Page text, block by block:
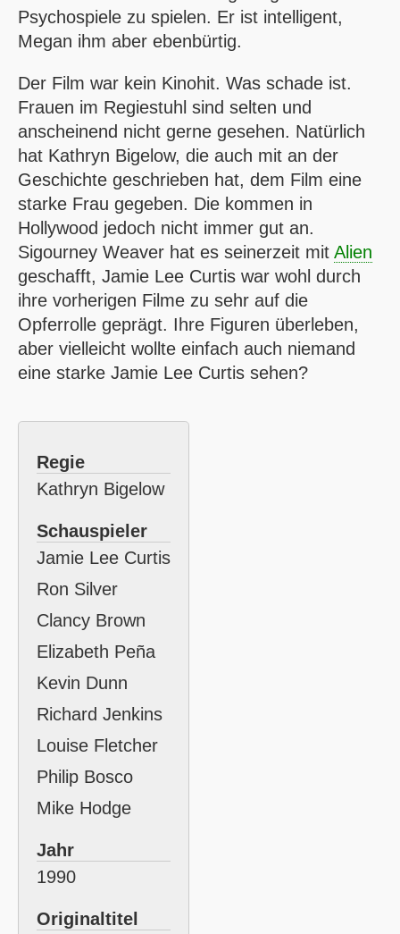
Psychospiele zu spielen. Er ist intelligent,
Megan ihm aber ebenbürtig.
Der Film war kein Kinohit. Was schade ist.
Frauen im Regiestuhl sind selten und
anscheinend nicht gerne gesehen. Natürlich
hat Kathryn Bigelow, die auch mit an der
Geschichte geschrieben hat, dem Film eine
starke Frau gegeben. Die kommen in
Hollywood jedoch nicht immer gut an.
Sigourney Weaver hat es seinerzeit mit Alien
geschafft, Jamie Lee Curtis war wohl durch
ihre vorherigen Filme zu sehr auf die
Opferrolle geprägt. Ihre Figuren überleben,
aber vielleicht wollte einfach auch niemand
eine starke Jamie Lee Curtis sehen?
Regie
Kathryn Bigelow
Schauspieler
Jamie Lee Curtis
Ron Silver
Clancy Brown
Elizabeth Peña
Kevin Dunn
Richard Jenkins
Louise Fletcher
Philip Bosco
Mike Hodge
Jahr
1990
Originaltitel